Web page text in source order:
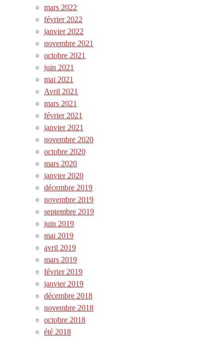
mars 2022
février 2022
janvier 2022
novembre 2021
octobre 2021
juin 2021
mai 2021
Avril 2021
mars 2021
février 2021
janvier 2021
novembre 2020
octobre 2020
mars 2020
janvier 2020
décembre 2019
novembre 2019
septembre 2019
juin 2019
mai 2019
avril 2019
mars 2019
février 2019
janvier 2019
décembre 2018
novembre 2018
octobre 2018
été 2018